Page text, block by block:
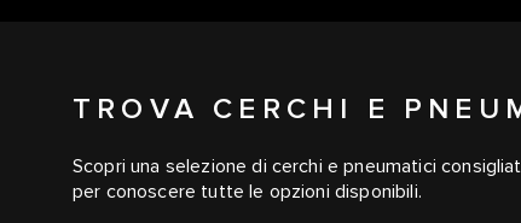
TROVA CERCHI E
Scopri una selezione di cerchi e pneumatici
per conoscere tutte le opzioni disponibili.